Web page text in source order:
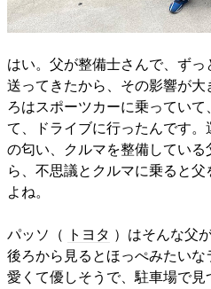
はい。父が整備士さんで、ず
送ってきたから、その影響が
ろはスポーツカーに乗ってい
て、ドライブに行ったんです
の匂い、クルマを整備してい
ら、不思議とクルマに乗ると
よね。
パッソ（ トヨタ ）はそんな父
後ろから見るとほっぺみたい
愛くて優しそうで、駐車場で見